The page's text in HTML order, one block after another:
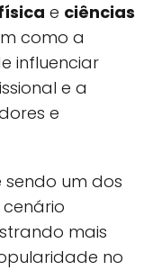
e ciências
como a
influenciar
e a
e
sendo um dos
mais
no